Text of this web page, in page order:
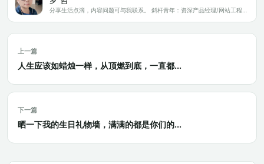
上一篇
人生应该如蜡烛一样，从顶燃到底，一直都...
下一篇
晒一下我的生日礼物墙，满满的都是你们的...